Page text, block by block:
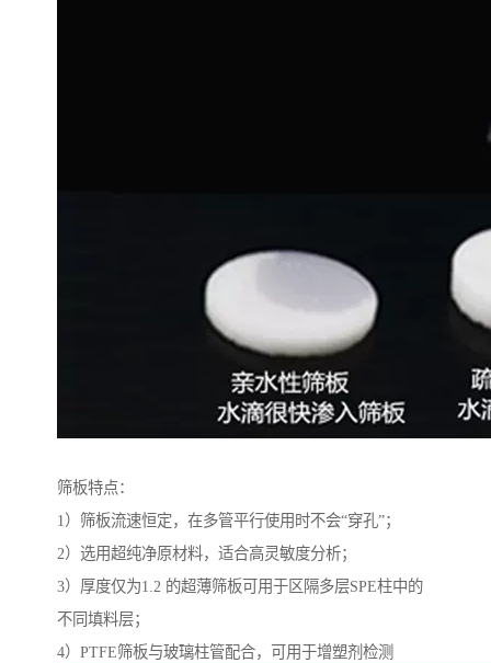
筛板特点：
1）筛板流速恒定，在多管平行使用时不会“穿孔”；
2）选用超纯净原材料，适合高灵敏度分析；
3）厚度仅为1.2 的超薄筛板可用于区隔多层SPE柱中的
不同填料层；
4）PTFE筛板与玻璃柱管配合，可用于增塑剂检测